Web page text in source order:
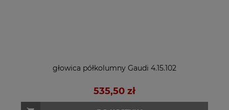
głowica półkolumny Gaudi 4.15.102
535,50 zł